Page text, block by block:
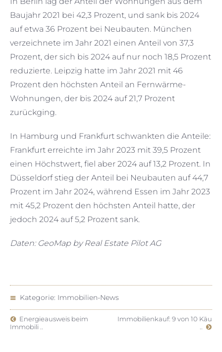
Baujahr 2021 bei 42,3 Prozent, und sank bis 2024
auf etwa 36 Prozent bei Neubauten. München
verzeichnete im Jahr 2021 einen Anteil von 37,3
Prozent, der sich bis 2024 auf nur noch 18,5 Prozent
reduzierte. Leipzig hatte im Jahr 2021 mit 46
Prozent den höchsten Anteil an Fernwärme-
Wohnungen, der bis 2024 auf 21,7 Prozent
zurückging.
In Hamburg und Frankfurt schwankten die Anteile:
Frankfurt erreichte im Jahr 2023 mit 39,5 Prozent
einen Höchstwert, fiel aber 2024 auf 13,2 Prozent. In
Düsseldorf stieg der Anteil bei Neubauten auf 44,7
Prozent im Jahr 2024, während Essen im Jahr 2023
mit 45,2 Prozent den höchsten Anteil hatte, der
jedoch 2024 auf 5,2 Prozent sank.
Daten: GeoMap by Real Estate Pilot AG
Kategorie: Immobilien-News
Energieausweis beim
Immobili ..
Immobilienkauf: 9 von 10 Käu